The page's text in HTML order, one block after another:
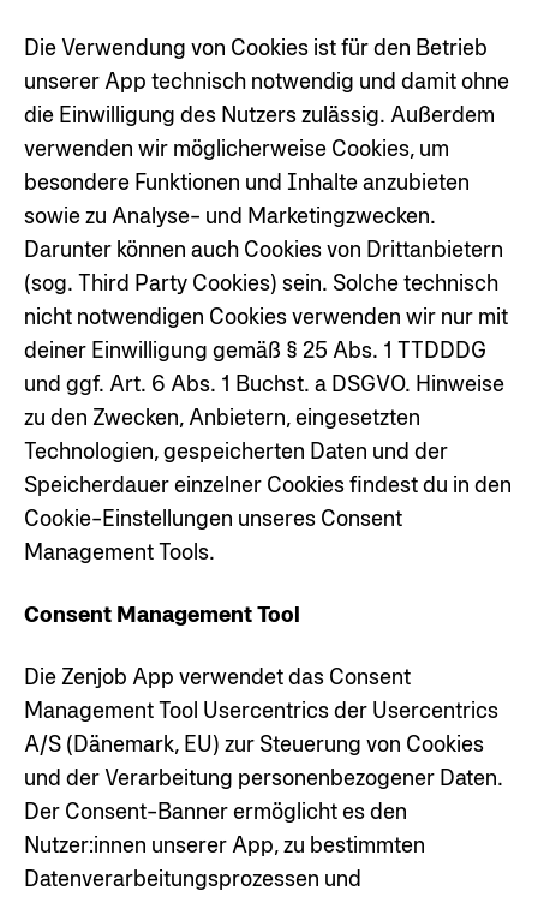
Die Verwendung von Cookies ist für den Betrieb
unserer App technisch notwendig und damit ohne
die Einwilligung des Nutzers zulässig. Außerdem
verwenden wir möglicherweise Cookies, um
besondere Funktionen und Inhalte anzubieten
sowie zu Analyse- und Marketingzwecken.
Darunter können auch Cookies von Drittanbietern
(sog. Third Party Cookies) sein. Solche technisch
nicht notwendigen Cookies verwenden wir nur mit
deiner Einwilligung gemäß § 25 Abs. 1 TTDDDG
und ggf. Art. 6 Abs. 1 Buchst. a DSGVO. Hinweise
zu den Zwecken, Anbietern, eingesetzten
Technologien, gespeicherten Daten und der
Speicherdauer einzelner Cookies findest du in den
Cookie-Einstellungen unseres Consent
Management Tools.
Consent Management Tool
Die Zenjob App verwendet das Consent
Management Tool Usercentrics der Usercentrics
A/S (Dänemark, EU) zur Steuerung von Cookies
und der Verarbeitung personenbezogener Daten.
Der Consent-Banner ermöglicht es den
Nutzer:innen unserer App, zu bestimmten
Datenverarbeitungsprozessen und